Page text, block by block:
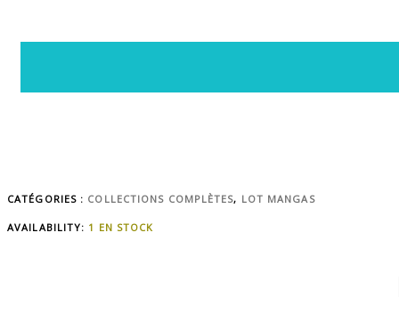
CATÉGORIES : COLLECTIONS COMPLÈTES, LOT MANGAS
AVAILABILITY: 1 EN STOCK